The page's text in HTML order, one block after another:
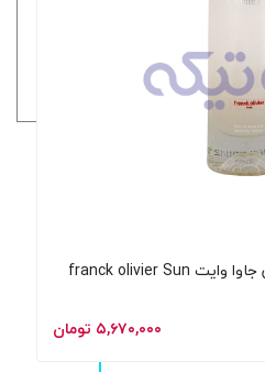
عطر ادکلن فرانک اولیور سان جاوا وایت franck olivier Sun
۵,۶۷۰,۰۰۰ تومان